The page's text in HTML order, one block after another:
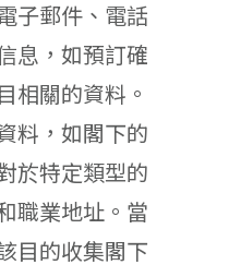
子郵件、電話
息，如預訂確
相關的資料。
料，如閣下的
於特定類型的
職業地址。當
目的收集閣下